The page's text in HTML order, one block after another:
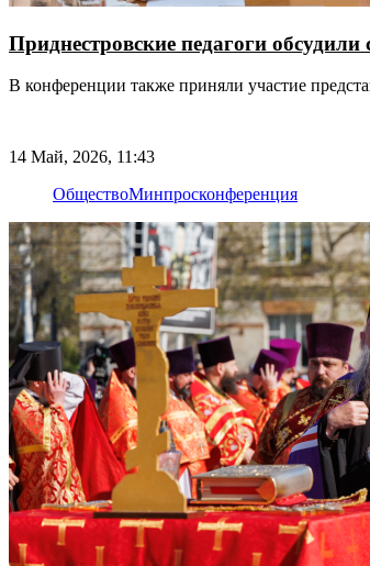
Приднестровские педагоги
В конференции также приняли участие
14 Май, 2026, 11:43
ОбществоМинпросконференция